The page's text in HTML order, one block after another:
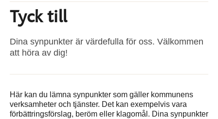
Tyck till
Dina synpunkter är värdefulla för oss. Välkommen
att höra av dig!
Här kan du lämna synpunkter som gäller kommunens
verksamheter och tjänster. Det kan exempelvis vara
förbättringsförslag, beröm eller klagomål. Dina synpunkter